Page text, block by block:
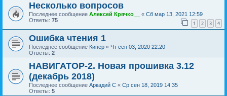
Несколько вопросов
Последнее сообщение Алексей Крячко__ « Сб мар 13, 2021 12:59
Ответы: 75 1 2 3 4
Ошибка чтения 1
Последнее сообщение Кипер « Чт сен 03, 2020 22:20
Ответы: 2
НАВИГАТОР-2. Новая прошивка 3.12
(декабрь 2018)
Последнее сообщение Аркадий С « Ср сен 18, 2019 14:35
Ответы: 5